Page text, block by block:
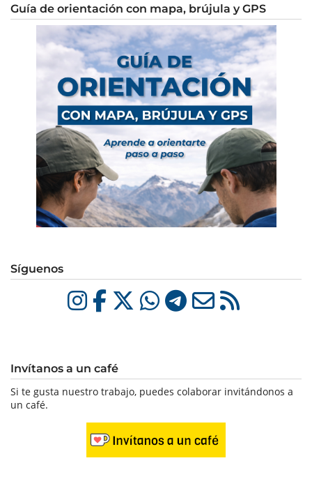
Guía de orientación con mapa, brújula y GPS
Síguenos
Invítanos a un café
Si te gusta nuestro trabajo, puedes colaborar invitándonos a
un café.